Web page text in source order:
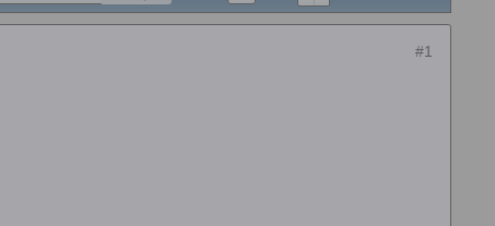
#1